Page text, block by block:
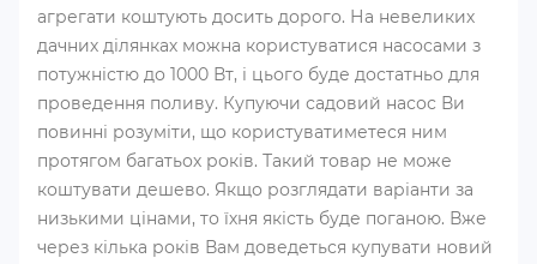
агрегати коштують досить дорого. На невеликих
дачних ділянках можна користуватися насосами з
потужністю до 1000 Вт, і цього буде достатньо для
проведення поливу. Купуючи садовий насос Ви
повинні розуміти, що користуватиметеся ним
протягом багатьох років. Такий товар не може
коштувати дешево. Якщо розглядати варіанти за
низькими цінами, то їхня якість буде поганою. Вже
через кілька років Вам доведеться купувати новий